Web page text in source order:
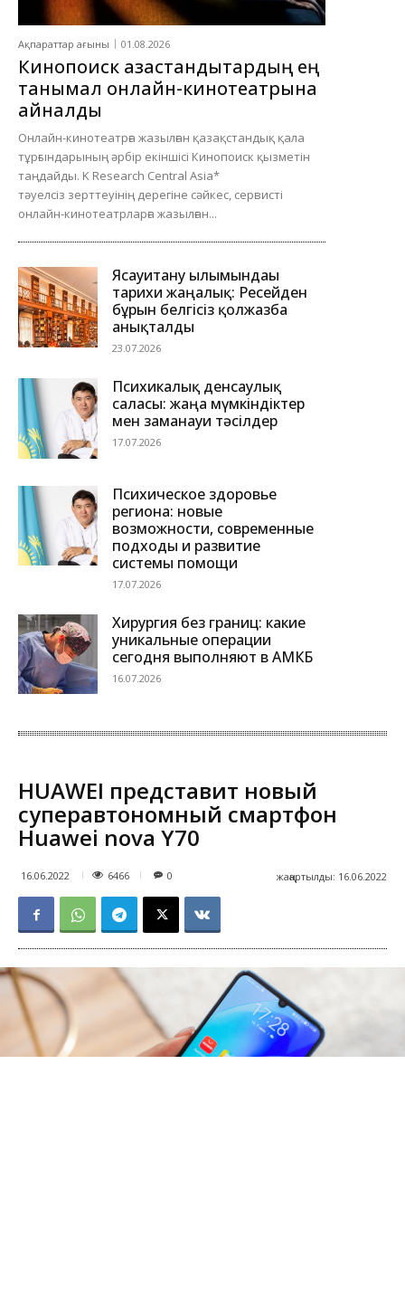
Ақпараттар ағыны 01.08.2026
Кинопоиск қазақстандықтардың ең
танымал онлайн-кинотеатрына
айналды
Онлайн-кинотеатрға жазылған қазақстандық қала
тұрғындарының әрбір екіншісі Кинопоиск қызметін
таңдайды. K Research Central Asia*
тәуелсіз зерттеуінің дерегіне сәйкес, сервисті
онлайн-кинотеатрларға жазылған...
Ясауитану ғылымындағы
тарихи жаңалық: Ресейден
бұрын белгісіз қолжазба
анықталды
23.07.2026
Психикалық денсаулық
саласы: жаңа мүмкіндіктер
мен заманауи тәсілдер
17.07.2026
Психическое здоровье
региона: новые
возможности, современные
подходы и развитие
системы помощи
17.07.2026
Хирургия без границ: какие
уникальные операции
сегодня выполняют в АМКБ
16.07.2026